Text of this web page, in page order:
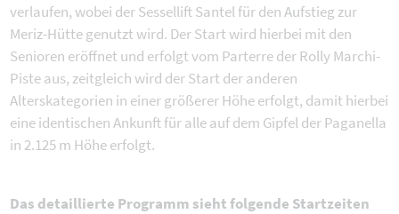
verlaufen, wobei der Sessellift Santel für den Aufstieg zur
Meriz-Hütte genutzt wird. Der Start wird hierbei mit den
Senioren eröffnet und erfolgt vom Parterre der Rolly Marchi-
Piste aus, zeitgleich wird der Start der anderen
Alterskategorien in einer größerer Höhe erfolgt, damit hierbei
eine identischen Ankunft für alle auf dem Gipfel der Paganella
in 2.125 m Höhe erfolgt.
Das detaillierte Programm sieht folgende Startzeiten